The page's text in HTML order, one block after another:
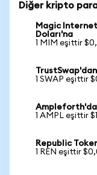
Diğer kripto
Magic
Doları'na
1 MIM eşittir
1 SWAP eşittir
1 AMPL eşittir
Republic
1 REN eşittir